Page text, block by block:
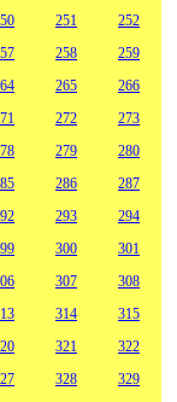
251
252
258
259
265
266
272
273
279
280
286
287
293
294
300
301
307
308
314
315
321
322
328
329